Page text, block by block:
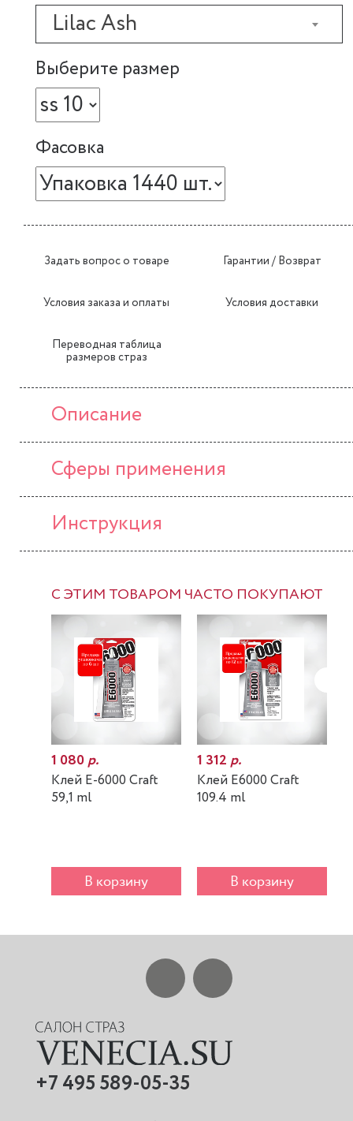
Lilac Ash
Выберите размер
Фасовка
Задать вопрос о товаре Гарантии / Возврат
Условия заказа и оплаты Условия доставки
Переводная таблица
размеров страз
Описание
Сферы применения
Инструкция
С ЭТИМ ТОВАРОМ ЧАСТО ПОКУПАЮТ
1 080р.
Клей E-6000 Craft
59,1 ml
В корзину
1 312р.
Клей E6000 Craft
109.4 ml
В корзину
+7 495 589-05-35